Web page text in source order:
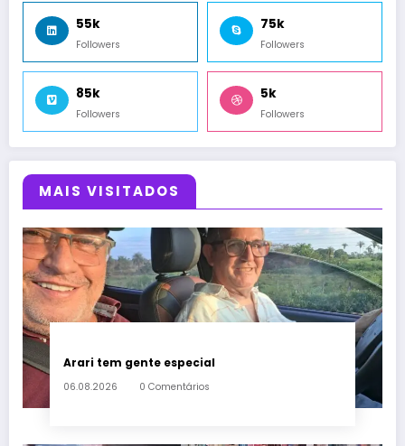
55k
Followers
75k
Followers
85k
Followers
5k
Followers
MAIS VISITADOS
Arari tem gente especial
06.08.2026 0 Comentários